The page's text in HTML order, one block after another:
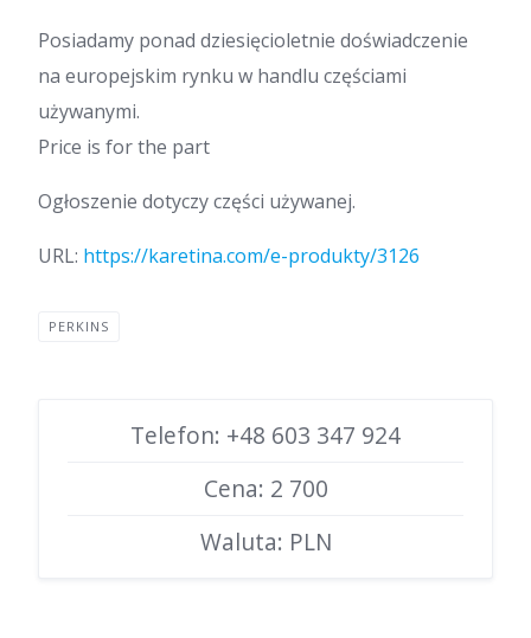
Posiadamy ponad dziesięcioletnie doświadczenie
na europejskim rynku w handlu częściami
używanymi.
Price is for the part
Ogłoszenie dotyczy części używanej.
URL: https://karetina.com/e-produkty/3126
PERKINS
Telefon: +48 603 347 924
Cena: 2 700
Waluta: PLN